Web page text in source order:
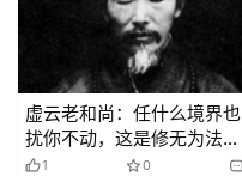
虚云老和尚：任什么境界也
扰你不动，这是修无为法，
也是无漏法
1 0